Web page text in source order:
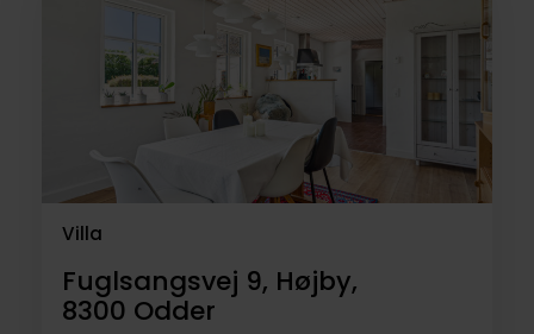
Villa
Fuglsangsvej 9, Højby,
8300 Odder